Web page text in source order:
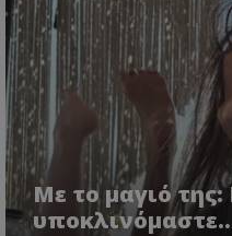
Με το μαγιό της: